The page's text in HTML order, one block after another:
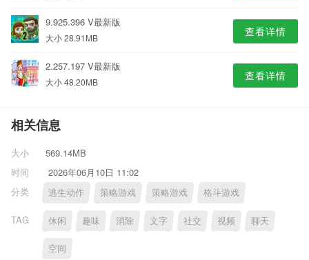
9.925.396 V最新版
大小 28.91MB 查看详情
2.257.197 V最新版
大小 48.20MB 查看详情
相关信息
大小
569.14MB
时间
2026年06月10日 11:02
分类
逃生动作 策略游戏 策略游戏 格斗游戏
TAG 休闲 趣味 消除 文字 社交 视频 聊天
空间